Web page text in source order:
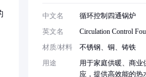
中文名
循环控制四通锅炉
英文名
Circulation Control
材质/材料
不锈钢、铜、铸铁
用途
用于家庭供暖、商业
应，提供高效能的热